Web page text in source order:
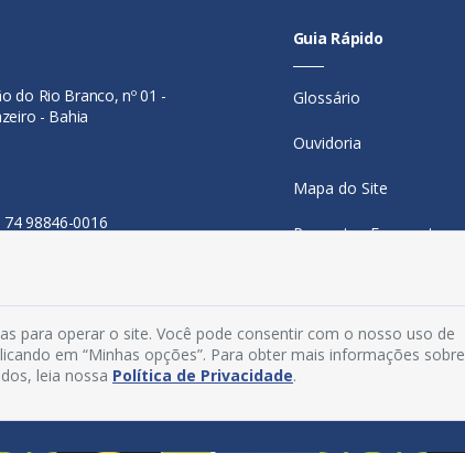
do Rio Branco, nº 01 -
- Bahia
74 98846-0016
feira, das 08h às
Guia Rápido
Glossário
Ouvidoria
Mapa do Site
Perguntas Frequentes
Política de Privacidade
Acesso Interno
para operar o site. Você pode consentir com o nosso uso de
em “Minhas opções”. Para obter mais informações sobre
leia nossa Política de Privacidade.